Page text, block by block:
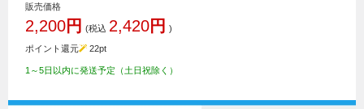
販売価格
2,200円 (税込 2,420円 )
ポイント還元 22pt
1～5日以内に発送予定（土日祝除く）